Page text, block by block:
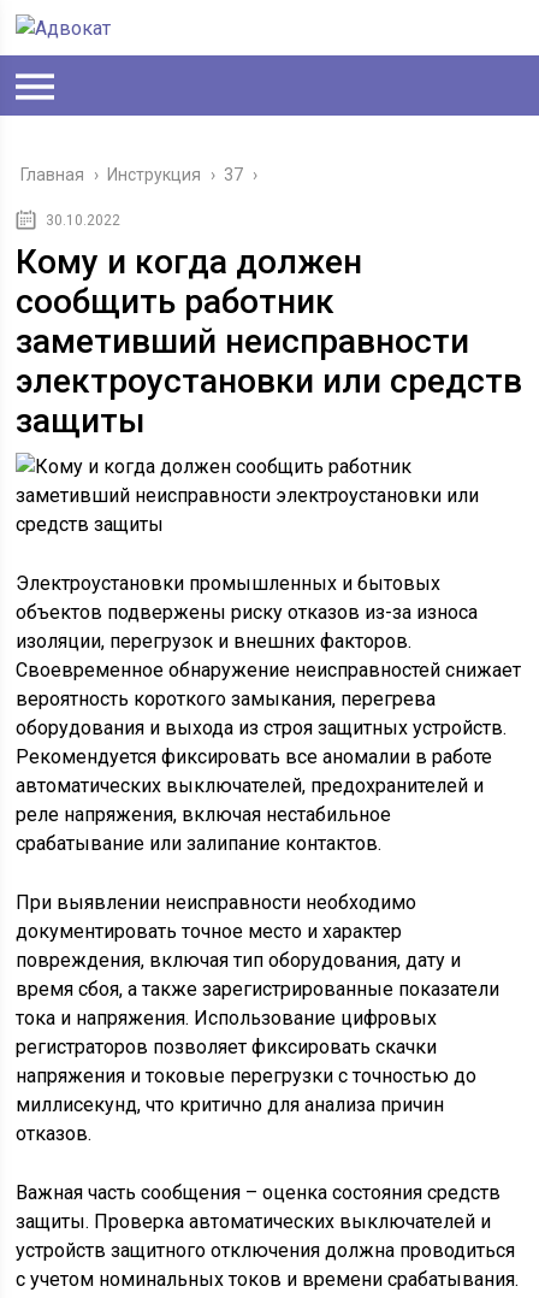
Главная › Инструкция › 37 ›
30.10.2022
Кому и когда должен
сообщить работник
заметивший неисправности
электроустановки или средств
защиты
Электроустановки промышленных и бытовых
объектов подвержены риску отказов из-за износа
изоляции, перегрузок и внешних факторов.
Своевременное обнаружение неисправностей снижает
вероятность короткого замыкания, перегрева
оборудования и выхода из строя защитных устройств.
Рекомендуется фиксировать все аномалии в работе
автоматических выключателей, предохранителей и
реле напряжения, включая нестабильное
срабатывание или залипание контактов.
При выявлении неисправности необходимо
документировать точное место и характер
повреждения, включая тип оборудования, дату и
время сбоя, а также зарегистрированные показатели
тока и напряжения. Использование цифровых
регистраторов позволяет фиксировать скачки
напряжения и токовые перегрузки с точностью до
миллисекунд, что критично для анализа причин
отказов.
Важная часть сообщения – оценка состояния средств
защиты. Проверка автоматических выключателей и
устройств защитного отключения должна проводиться
с учетом номинальных токов и времени срабатывания.